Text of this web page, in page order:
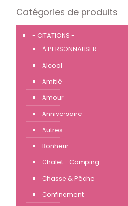
Catégories de produits
- CITATIONS -
À PERSONNALISER
Alcool
Amitié
Amour
Anniversaire
Autres
Bonheur
Chalet - Camping
Chasse & Pêche
Confinement